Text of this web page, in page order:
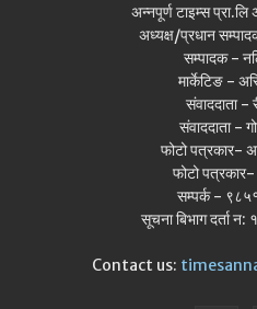
अन्नपूर्ण टाइम्स
अध्यक्ष/प्रधान
सम्पादक -
मार्केटिङ -
संवाददाता -
संवाददाता -
फोटो पत्रकार-
फोटो
सम्पर्क -
सूचना बिभाग दर्ता
Contact us: